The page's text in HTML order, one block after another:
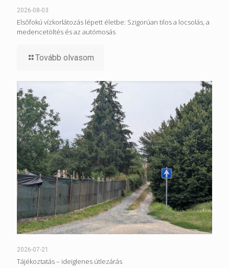
2026-08-03
Elsőfokú vízkorlátozás lépett életbe: Szigorúan tilos a locsolás, a
medencetöltés és az autómosás
Tovább olvasom
2026-07-21
Tájékoztatás – ideiglenes útlezárás